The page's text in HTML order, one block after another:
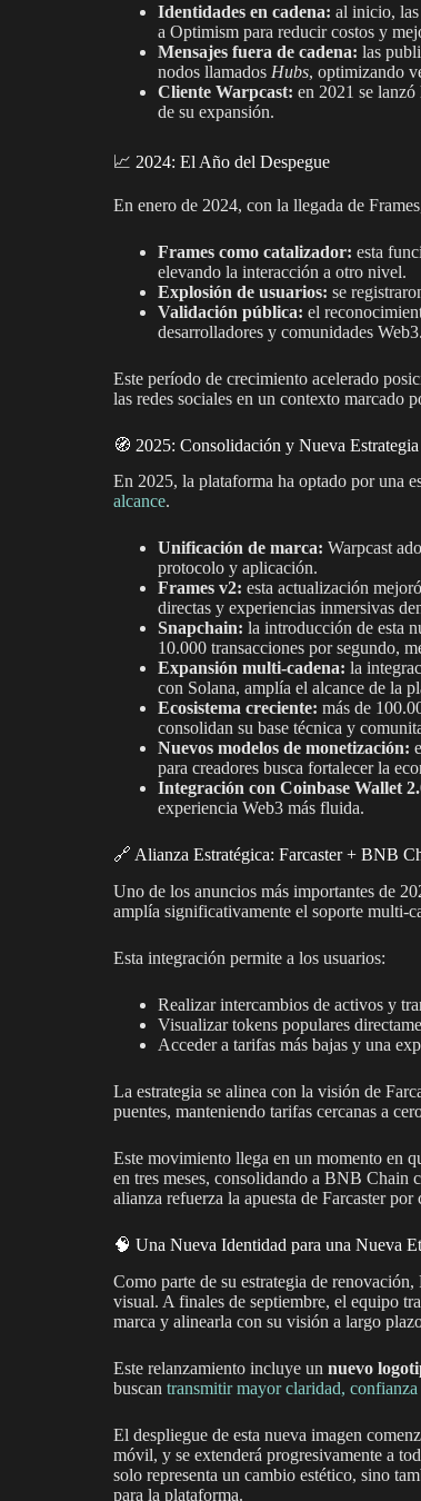
Identidades en cadena: al inicio, las
a Optimism para reducir costos y
Mensajes fuera de cadena: las
nodos llamados Hubs, optimizando
Cliente Warpcast: en 2021 se
de su expansión.
📈 2024: El Año del Despegue
En enero de 2024, con la llegada de
Frames como catalizador: esta
elevando la interacción a otro nivel.
Explosión de usuarios: se
Validación pública: el
desarrolladores y comunidades Web3.
Este período de crecimiento acelerado
las redes sociales en un contexto marcado
🧭 2025: Consolidación y Nueva Estrategia
En 2025, la plataforma ha optado por una
alcance.
Unificación de marca: Warpcast
protocolo y aplicación.
Frames v2: esta actualización
directas y experiencias inmersivas
Snapchain: la introducción de esta
10.000 transacciones por segundo,
Expansión multi-cadena: la
con Solana, amplía el alcance de la
Ecosistema creciente: más de
consolidan su base técnica y
Nuevos modelos de monetización:
para creadores busca fortalecer la
Integración con Coinbase Wallet
experiencia Web3 más fluida.
🔗 Alianza Estratégica: Farcaster + BNB
Uno de los anuncios más importantes de
amplía significativamente el soporte multi-
Esta integración permite a los usuarios:
Realizar intercambios de activos y
Visualizar tokens populares
Acceder a tarifas más bajas y una
La estrategia se alinea con la visión de
puentes, manteniendo tarifas cercanas a
Este movimiento llega en un momento en
en tres meses, consolidando a BNB Chain
alianza refuerza la apuesta de Farcaster
🧠 Una Nueva Identidad para una Nueva
Como parte de su estrategia de
visual. A finales de septiembre, el equipo
marca y alinearla con su visión a largo
Este relanzamiento incluye un nuevo
buscan transmitir mayor claridad,
El despliegue de esta nueva imagen
móvil, y se extenderá progresivamente a
solo representa un cambio estético, sino
para la plataforma.